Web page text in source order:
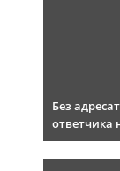
Без
ответчика